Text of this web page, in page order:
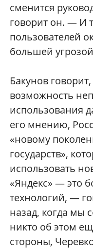
сменится
говорит он. — И
пользователей
большей
Бакунов
возможность
использования
его мнению,
«новому
государств»,
использовать
«Яндекс» — это
технологий, —
назад, когда мы
никто об этом
стороны,